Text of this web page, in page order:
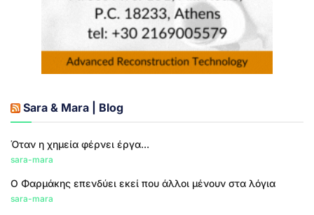
Sara & Mara | Blog
Όταν η χημεία φέρνει έργα...
sara-mara
Ο Φαρμάκης επενδύει εκεί που άλλοι μένουν στα λόγια
sara-mara